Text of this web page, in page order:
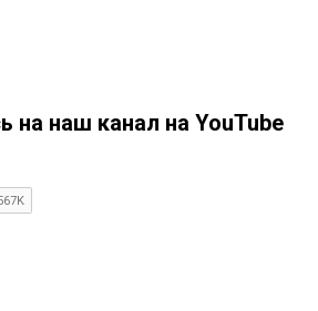
на наш канал на YouTube